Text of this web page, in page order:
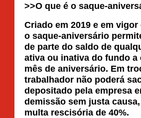
>>O que é o saque-
Criado em 2019 e em vigor
o saque-aniversário
de parte do saldo de
ativa ou inativa do fundo a
mês de aniversário. Em
trabalhador não poderá
depositado pela empresa
demissão sem justa
multa rescisória de 40%.